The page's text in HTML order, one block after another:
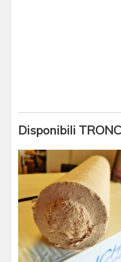
Disponibili